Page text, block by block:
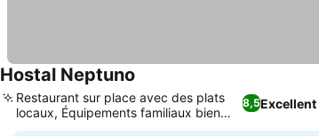
Hostal Neptuno
8,5Excellent
Restaurant sur place avec des plats
locaux, Équipements familiaux bien
pensés